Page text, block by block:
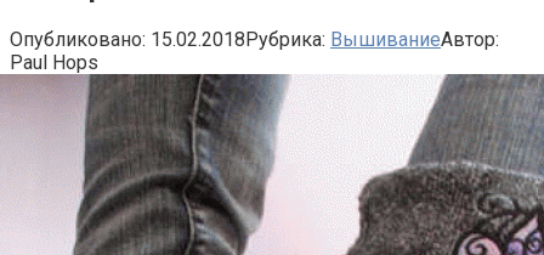
Опубликовано: 15.02.2018Рубрика: ВышиваниеАвтор:
Paul Hops